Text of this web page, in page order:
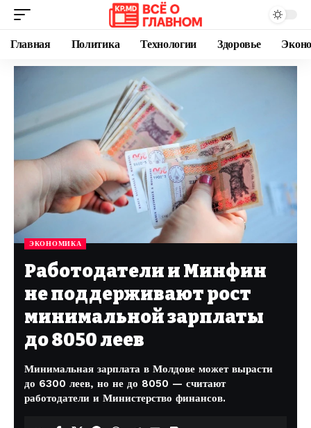
Главная Политика Технологии Здоровье
ЭКОНОМИКА
Работодатели и Минфин
не поддерживают рост
минимальной зарплаты
до 8050 леев
Минимальная зарплата в Молдове может вырасти
до 6300 леев, но не до 8050 — считают
работодатели и Министерство финансов.